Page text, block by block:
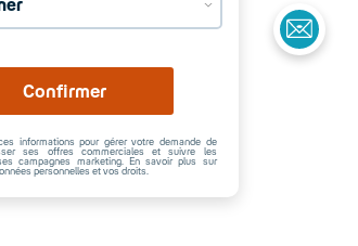
Confirmer
informations pour gérer votre demande de
ses offres commerciales et suivre les
campagnes marketing. En savoir plus sur
personnelles et vos droits.